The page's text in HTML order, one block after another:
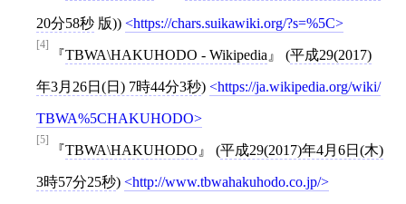
20分58秒 版)) https://chars.suikawiki.org/?s=%5C
[4]
TBWA\HAKUHODO - Wikipedia (平成29(2017)
年3月26日(日) 7時44分3秒) https://ja.wikipedia.org/wiki/
TBWA%5CHAKUHODO
[5]
TBWA\HAKUHODO (平成29(2017)年4月6日(木)
3時57分25秒) http://www.tbwahakuhodo.co.jp/